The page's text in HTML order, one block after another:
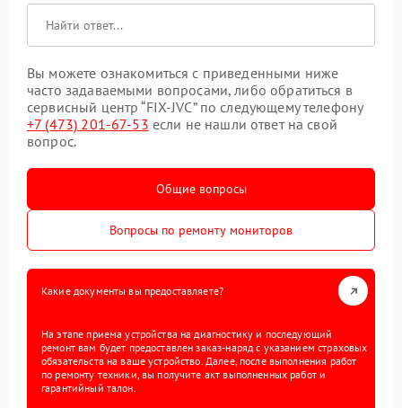
Вы можете ознакомиться с приведенными ниже
часто задаваемыми вопросами, либо обратиться в
сервисный центр “FIX-JVC” по следующему телефону
+7 (473) 201-67-53 если не нашли ответ на свой
вопрос.
Общие вопросы
Вопросы по ремонту мониторов
Какие документы вы предоставляете?
На этапе приема устройства на диагностику и последующий
ремонт вам будет предоставлен заказ-наряд с указанием страховых
обязательств на ваше устройство. Далее, после выполнения работ
по ремонту техники, вы получите акт выполненных работ и
гарантийный талон.